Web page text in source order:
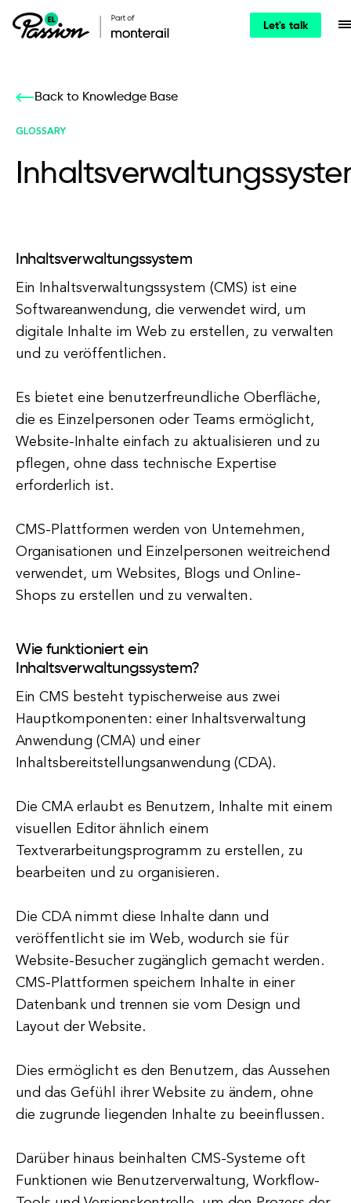
Let's talk
Back to Knowledge Base
GLOSSARY
Inhaltsverwaltungssystem
Ein Inhaltsverwaltungssystem (CMS) ist eine
Softwareanwendung, die verwendet wird, um
digitale Inhalte im Web zu erstellen, zu verwalten
und zu veröffentlichen.
Es bietet eine benutzerfreundliche Oberfläche,
die es Einzelpersonen oder Teams ermöglicht,
Website-Inhalte einfach zu aktualisieren und zu
pflegen, ohne dass technische Expertise
erforderlich ist.
CMS-Plattformen werden von Unternehmen,
Organisationen und Einzelpersonen weitreichend
verwendet, um Websites, Blogs und Online-
Shops zu erstellen und zu verwalten.
Wie funktioniert ein
Inhaltsverwaltungssystem?
Ein CMS besteht typischerweise aus zwei
Hauptkomponenten: einer Inhaltsverwaltung
Anwendung (CMA) und einer
Inhaltsbereitstellungsanwendung (CDA).
Die CMA erlaubt es Benutzern, Inhalte mit einem
visuellen Editor ähnlich einem
Textverarbeitungsprogramm zu erstellen, zu
bearbeiten und zu organisieren.
Die CDA nimmt diese Inhalte dann und
veröffentlicht sie im Web, wodurch sie für
Website-Besucher zugänglich gemacht werden.
CMS-Plattformen speichern Inhalte in einer
Datenbank und trennen sie vom Design und
Layout der Website.
Dies ermöglicht es den Benutzern, das Aussehen
und das Gefühl ihrer Website zu ändern, ohne
die zugrunde liegenden Inhalte zu beeinflussen.
Darüber hinaus beinhalten CMS-Systeme oft
Funktionen wie Benutzerverwaltung, Workflow-